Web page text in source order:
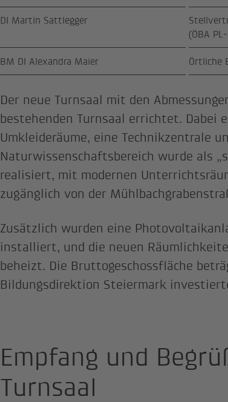
DI Martin Sattlegger
(ÖBA
BM DI Alexandra Maier Örtliche
Der neue Turnsaal mit den
bestehenden Turnsaal errichtet. Dabei
Umkleideräume, eine Technikzentrale
Naturwissenschaftsbereich wurde als
realisiert, mit modernen
zugänglich von der
Zusätzlich wurden eine
installiert, und die neuen
beheizt. Die Bruttogeschossfläche
Bildungsdirektion Steiermark
Empfang und
Turnsaal